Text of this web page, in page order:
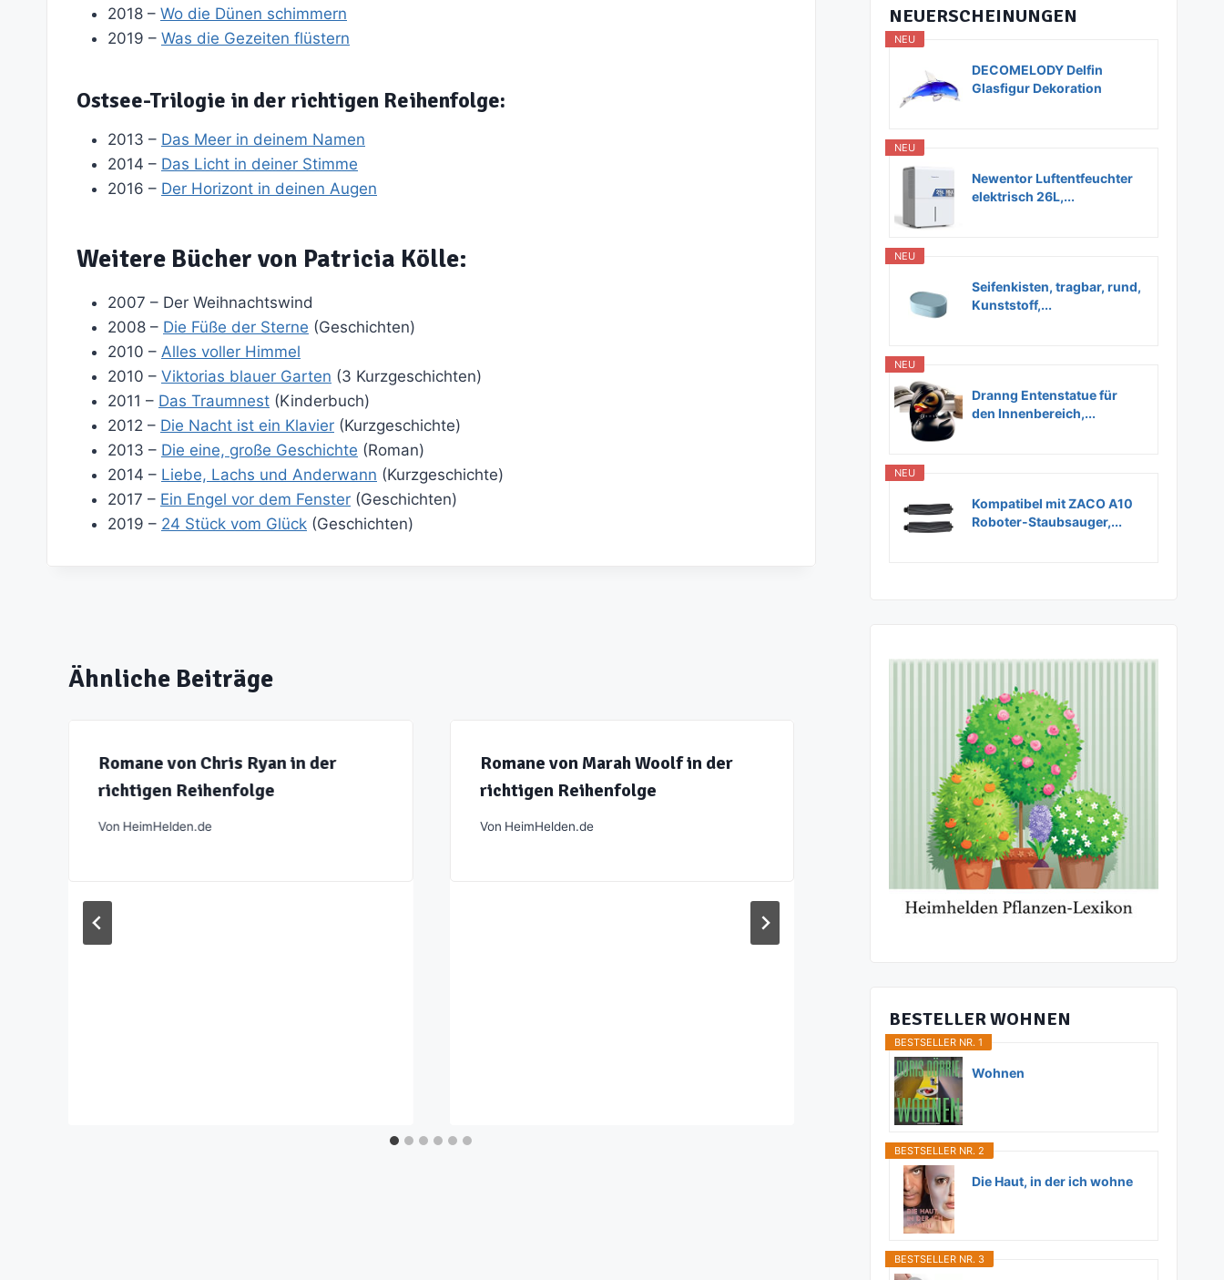
2018 – Wo die Dünen schimmern
2019 – Was die Gezeiten flüstern
Ostsee-Trilogie in der richtigen Reihenfolge:
2013 – Das Meer in deinem Namen
2014 – Das Licht in deiner Stimme
2016 – Der Horizont in deinen Augen
Weitere Bücher von Patricia Kölle:
2007 – Der Weihnachtswind
2008 – Die Füße der Sterne (Geschichten)
2010 – Alles voller Himmel
2010 – Viktorias blauer Garten (3 Kurzgeschichten)
2011 – Das Traumnest (Kinderbuch)
2012 – Die Nacht ist ein Klavier (Kurzgeschichte)
2013 – Die eine, große Geschichte (Roman)
2014 – Liebe, Lachs und Anderwann (Kurzgeschichte)
2017 – Ein Engel vor dem Fenster (Geschichten)
2019 – 24 Stück vom Glück (Geschichten)
Ähnliche Beiträge
Romane von Chris Ryan in der
richtigen Reihenfolge
Von HeimHelden.de
Romane von Marah Woolf in der
richtigen Reihenfolge
Von HeimHelden.de
Romane von M.C. Beaton in der
richtigen Reihenfolge
HeimHelden.de
NEUERSCHEINUNGEN
NEU
DECOMELODY Delfin
Glasfigur Dekoration
NEU
Newentor Luftentfeuchter
elektrisch 26L,...
NEU
Seifenkisten, tragbar, rund,
Kunststoff,...
NEU
Dranng Entenstatue für
den Innenbereich,...
NEU
Kompatibel mit ZACO A10
Roboter-Staubsauger,...
BESTELLER WOHNEN
BESTSELLER NR. 1
Wohnen
BESTSELLER NR. 2
Die Haut, in der ich wohne
BESTSELLER NR. 3